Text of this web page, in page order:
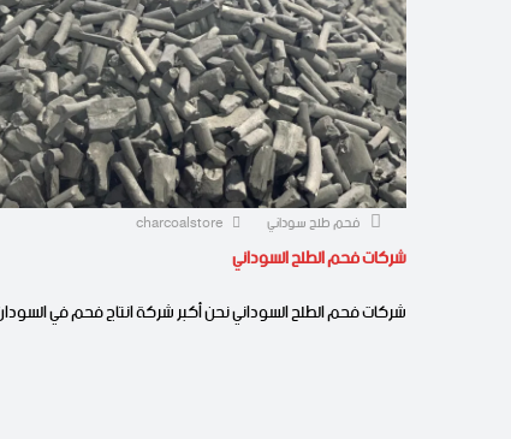
فحم طلح سوداني
شركات فحم الطلح السوداني
شركات فحم الطلح السوداني نحن أكبر شركة انتاج فحم في